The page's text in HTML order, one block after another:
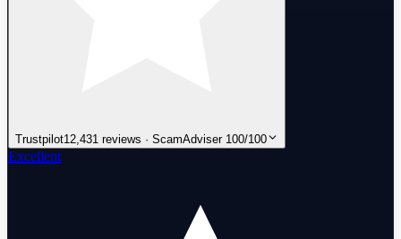
Trustpilot12,431 reviews · ScamAdviser 100/100
Excellent